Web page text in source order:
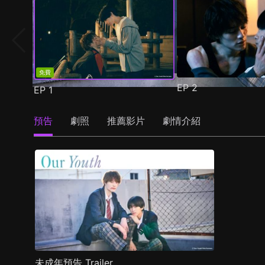
免費
EP1 EP2
預告 劇照 推薦影片 劇情介紹
未成年預告 Trailer